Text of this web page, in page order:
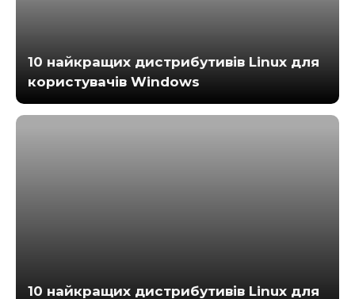
10 найкращих дистрибутивів Linux для
користувачів Windows
10 найкращих дистрибутивів Linux для